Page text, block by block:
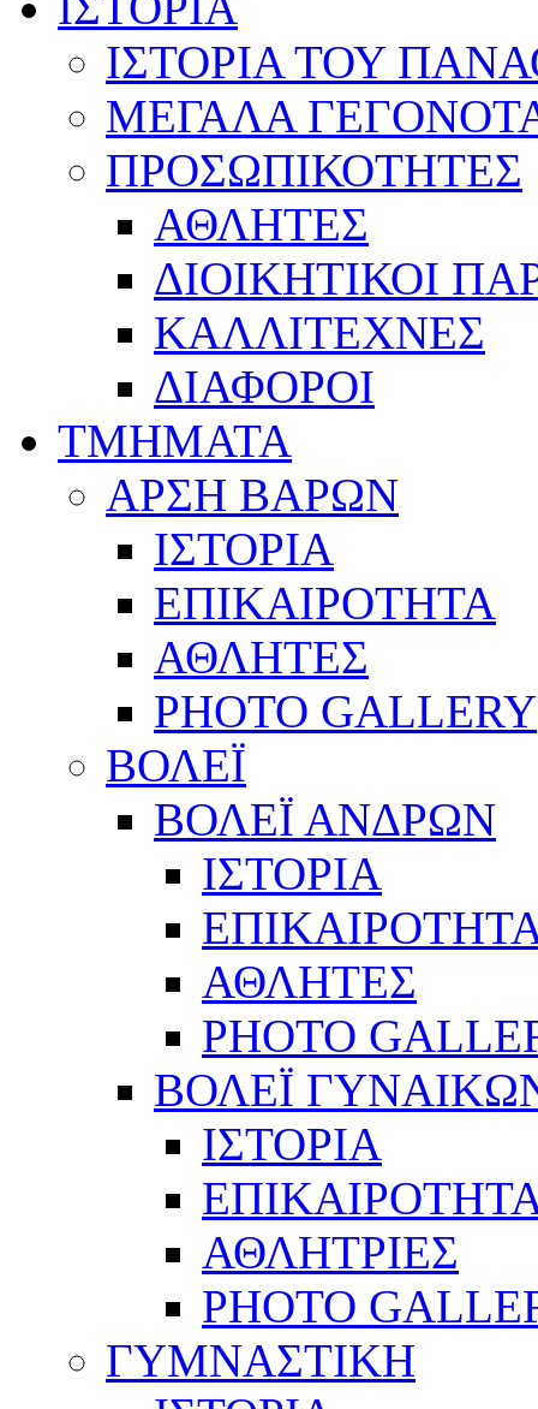
ΙΣΤΟΡΙΑ ΤΟΥ
ΜΕΓΑΛΑ
ΠΡΟΣΩΠΙΚΟΤΗΤΕΣ
ΑΘΛΗΤΕΣ
ΔΙΟΙΚΗΤΙΚΟΙ
ΚΑΛΛΙΤΕΧΝΕΣ
ΔΙΑΦΟΡΟΙ
ΤΜΗΜΑΤΑ
ΑΡΣΗ ΒΑΡΩΝ
ΙΣΤΟΡΙΑ
ΕΠΙΚΑΙΡΟΤΗΤΑ
ΑΘΛΗΤΕΣ
PHOTO GALLERY
ΒΟΛΕΪ
ΒΟΛΕΪ ΑΝΔΡΩΝ
ΙΣΤΟΡΙΑ
ΑΘΛΗΤΕΣ
PHOTO
ΒΟΛΕΪ
ΙΣΤΟΡΙΑ
ΑΘΛΗΤΡΙΕΣ
PHOTO
ΓΥΜΝΑΣΤΙΚΗ